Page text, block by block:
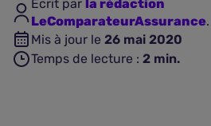
Écrit par la rédaction
LeComparateurAssurance.
Mis à jour le 26 mai 2020
Temps de lecture : 2 min.